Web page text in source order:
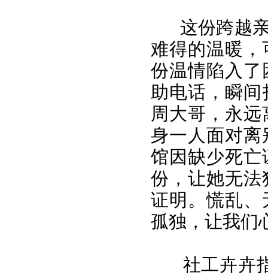
这份跨越
难得的温暖
份温情陷入
助电话，瞬
周大哥，永
身一人面对
馆因缺少死
份，让她无
证明。慌乱
孤独，让我们
社工卉卉